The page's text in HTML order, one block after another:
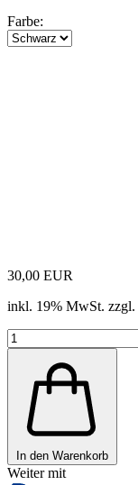
Farbe:
30,00 EUR
inkl. 19% MwSt. zzgl.
In den Warenkorb
Weiter mit